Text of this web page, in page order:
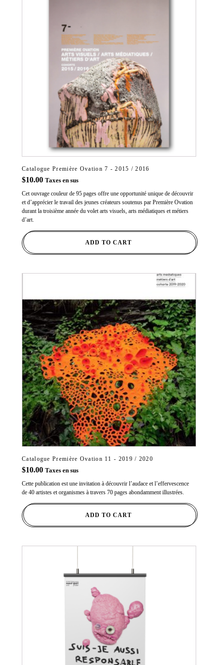
Catalogue Première Ovation 7 - 2015 / 2016
$10.00 Taxes en sus
Cet ouvrage couleur de 95 pages offre une opportunité unique de découvrir
et d’apprécier le travail des jeunes créateurs soutenus par Première Ovation
durant la troisième année du volet arts visuels, arts médiatiques et métiers
d’art.
ADD TO CART
Catalogue Première Ovation 11 - 2019 / 2020
$10.00 Taxes en sus
Cette publication est une invitation à découvrir l’audace et l’effervescence
de 40 artistes et organismes à travers 70 pages abondamment illustrées.
ADD TO CART